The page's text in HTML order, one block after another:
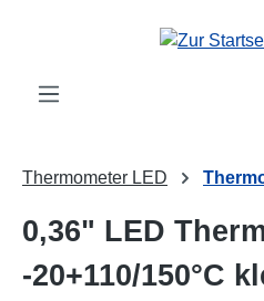
Zum Hauptinhalt springen
Thermometer LED
0,36" LED
-20+110/150°C